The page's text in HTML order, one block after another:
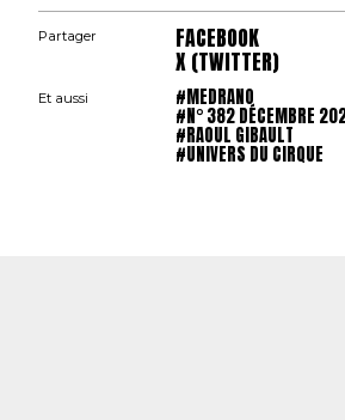
Partager FACEBOOK
X (TWITTER)
Et aussi #MEDRANO
#N° 382 DÉCEMBRE
#RAOUL GIBAULT
#UNIVERS DU CIRQUE